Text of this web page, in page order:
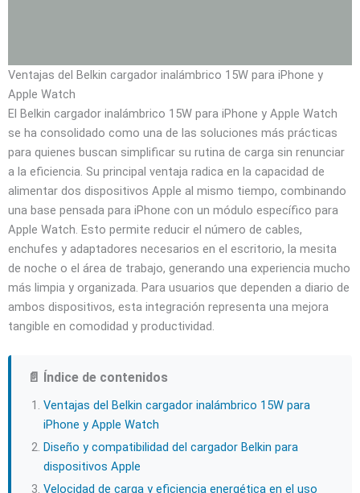
Ventajas del Belkin cargador inalámbrico 15W para iPhone y
Apple Watch
El Belkin cargador inalámbrico 15W para iPhone y Apple Watch
se ha consolidado como una de las soluciones más prácticas
para quienes buscan simplificar su rutina de carga sin renunciar
a la eficiencia. Su principal ventaja radica en la capacidad de
alimentar dos dispositivos Apple al mismo tiempo, combinando
una base pensada para iPhone con un módulo específico para
Apple Watch. Esto permite reducir el número de cables,
enchufes y adaptadores necesarios en el escritorio, la mesita
de noche o el área de trabajo, generando una experiencia mucho
más limpia y organizada. Para usuarios que dependen a diario de
ambos dispositivos, esta integración representa una mejora
tangible en comodidad y productividad.
📄 Índice de contenidos
Ventajas del Belkin cargador inalámbrico 15W para
iPhone y Apple Watch
Diseño y compatibilidad del cargador Belkin para
dispositivos Apple
Velocidad de carga y eficiencia energética en el uso